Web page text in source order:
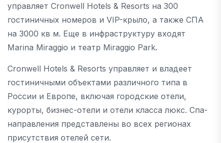
управляет Cronwell Hotels & Resorts на 300
гостиничных номеров и VIP-крыло, а также СПА
на 3000 кв м. Еще в инфраструктуру входят
Marina Miraggio и театр Miraggio Park.
Cronwell Hotels & Resorts управляет и владеет
гостиничными объектами различного типа в
России и Европе, включая городские отели,
курорты, бизнес-отели и отели класса люкс. Спа-
направления представлены во всех регионах
присутствия отелей сети.